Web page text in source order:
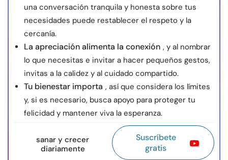
una conversación tranquila y honesta sobre tus
necesidades puede restablecer el respeto y la
cercanía.
La apreciación alimenta la conexión , y al nombrar
lo que necesitas e invitar a hacer pequeños gestos,
invitas a la calidez y al cuidado compartido.
Tu bienestar importa , así que considera los límites
y, si es necesario, busca apoyo para proteger tu
felicidad y mantener viva la esperanza.
sanar y crecer
diariamente
Suscríbete
gratis